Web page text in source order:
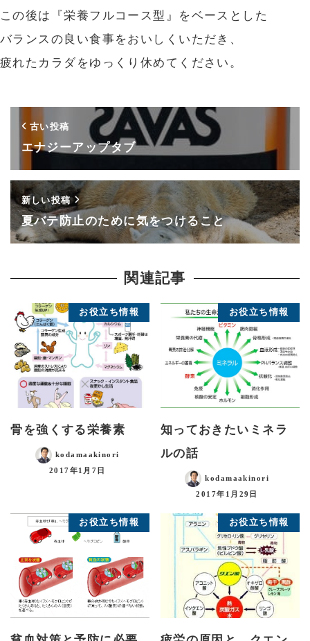
この後は『栄養フルコース型』をベースとした
バランスの良い食事をおいしくいただき、
疲れたカラダをゆっくり休めてください。
古い投稿
エナジーアップタブ
新しい投稿
夏バテ防止のために気をつけること
関連記事
お役立ち情報
骨を強くする栄養素
kodamaakinori
2017年1月7日
お役立ち情報
知っておきたいミネラ
ルの話
kodamaakinori
2017年1月29日
お役立ち情報 お役立ち情報